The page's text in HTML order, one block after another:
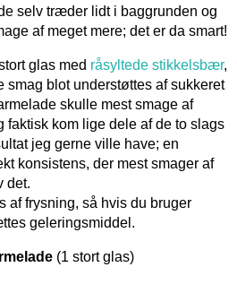
selv træder lidt i baggrunden og
af meget mere; det er da smart!
glas med råsyltede stikkelsbær,
blot understøttes af sukkeret
skulle mest smage af
faktisk kom lige dele af de to slags
jeg gerne ville have; en
konsistens, der mest smager af
det.
af frysning, så hvis du bruger
geleringsmiddel.
(1 stort glas)